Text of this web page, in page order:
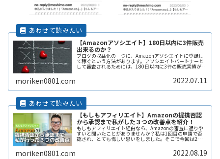
【Amazonアソシエイト】180日以内に3件販売
出来るのか？
ブログの収益化の一つに、Amazonアソシエイトに登録し
て稼ぐという方法があります。アソシエイトパートナーと
して審査されるためには、180日以内に3件の販売実績が必
moriken0801.com 2022.07.11
【もしもアフィリエイト】Amazonの提携否認
から承認まで私がした３つの改善点を紹介！
もしもアフィリエイト経由なら、Amazonの審査に通りや
すいと聞いたことがありませんか？私は1回目の申請で否
認され、とても悔しい思いをしました。そこで今回は2回
moriken0801.com 2022.08.19